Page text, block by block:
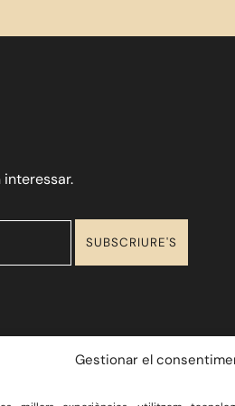
Gestionar el